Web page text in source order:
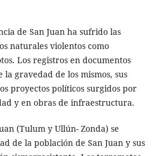
de San Juan ha sufrido las
naturales violentos como
Los registros en documentos
gravedad de los mismos, sus
proyectos políticos surgidos por
y en obras de infraestructura.
(Tulum y Ullún- Zonda) se
de la población de San Juan y sus